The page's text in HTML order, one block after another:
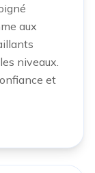
aux
niveaux.
et